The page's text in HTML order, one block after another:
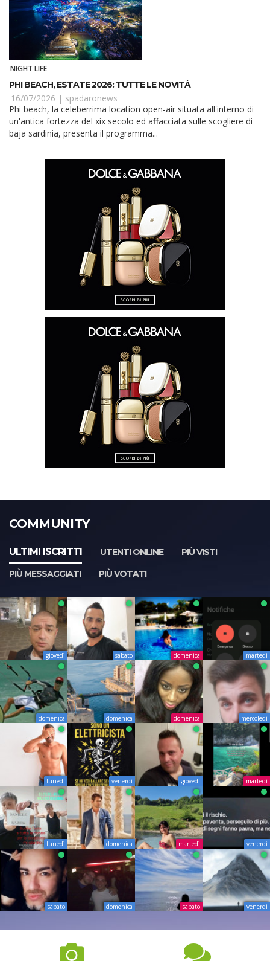
NIGHT LIFE
PHI BEACH, ESTATE 2026: TUTTE LE NOVITÀ
16/07/2026 | spadaronews
Phi beach, la celeberrima location open-air situata all'interno di
un'antica fortezza del xix secolo ed affacciata sulle scogliere di
baja sardinia, presenta il programma...
COMMUNITY
ULTIMI ISCRITTI UTENTI ONLINE
PIÙ VISTI
PIÙ MESSAGGIATI
PIÙ VOTATI
giovedì sabato domenica martedì
domenica domenica domenica mercoledì
lunedì venerdì giovedì martedì
lunedì domenica martedì venerdì
sabato domenica sabato venerdì